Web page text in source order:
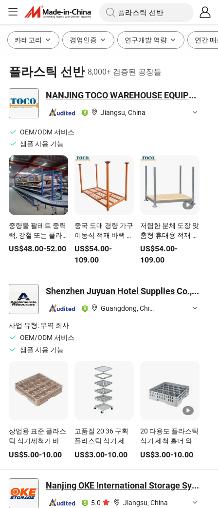
카테고리 경영인증 연구개발 역량 연간
플라스틱 선반 8,000+ 검증된 공장들
NANJING TOCO WAREHOUSE EQUIPMENT CO., LTD.
Jiangsu, China
OEM/ODM 서비스
샘플 사용 가능
중량물 팔레트 중력
랙, 강철 또는 플라
스틱 롤러 사용
US$48.00-52.00
중국 도매 경량 가구
이동식 적재 바랙 시
트 플라스틱 덱
US$54.00-
109.00
저렴한 분체 도장 맞
춤형 휴대용 적재 가
능한 팔레트 선반,
시트 플라스틱 덱 포
함
US$54.00-
109.00
Shenzhen Juyuan Hotel Supplies Co., Ltd.
Guangdong, China
사업 유형: 무역 회사
OEM/ODM 서비스
샘플 사용 가능
상업용 표준 플라스
틱 식기세척기 바구
니 고블렛 샴페인 맥
주 잔 저장 선반 내
구성 강하고 공간 절
약 가능하며 설치가
용이하고 안정적입
니다
US$5.00-10.00
고품질 20 36 구획
플라스틱 식기 세척
홀더 와인 잔 배수대
US$3.00-10.00
20 다용도 플라스틱
식기 세척 홀더 와인
잔 배수대 상업용 표
준 식기 세척기 바구
니
US$3.00-10.00
Nanjing OKE International Storage Systems Co., Ltd.
5.0 · Jiangsu, China